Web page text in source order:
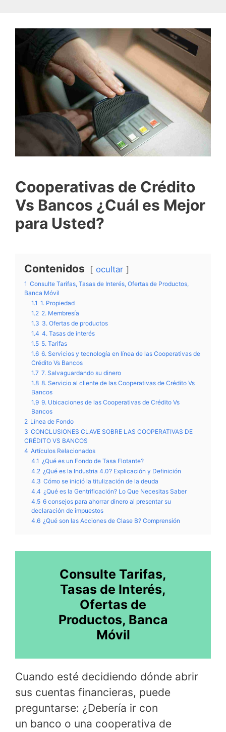
Cooperativas de Crédito
Vs Bancos ¿Cuál es Mejor
para Usted?
Contenidos ocultar
1 Consulte Tarifas, Tasas de Interés, Ofertas de Productos,
Banca Móvil
1.1 1. Propiedad
1.2 2. Membresía
1.3 3. Ofertas de productos
1.4 4. Tasas de interés
1.5 5. Tarifas
1.6 6. Servicios y tecnología en línea de las Cooperativas de
Crédito Vs Bancos
1.7 7. Salvaguardando su dinero
1.8 8. Servicio al cliente de las Cooperativas de Crédito Vs
Bancos
1.9 9. Ubicaciones de las Cooperativas de Crédito Vs
Bancos
2 Línea de Fondo
3 CONCLUSIONES CLAVE SOBRE LAS COOPERATIVAS DE
CRÉDITO VS BANCOS
4 Artículos Relacionados
4.1 ¿Qué es un Fondo de Tasa Flotante?
4.2 ¿Qué es la Industria 4.0? Explicación y Definición
4.3 Cómo se inició la titulización de la deuda
4.4 ¿Qué es la Gentrificación? Lo Que Necesitas Saber
4.5 6 consejos para ahorrar dinero al presentar su
declaración de impuestos
4.6 ¿Qué son las Acciones de Clase B? Comprensión
Consulte Tarifas,
Tasas de Interés,
Ofertas de
Productos, Banca
Móvil
Cuando esté decidiendo dónde abrir
sus cuentas financieras, puede
preguntarse: ¿Debería ir con
un banco o una cooperativa de